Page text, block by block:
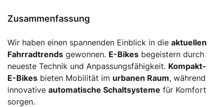
Zusammenfassung
Wir haben einen spannenden Einblick in die aktuellen
Fahrradtrends gewonnen. E-Bikes begeistern durch
neueste Technik und Anpassungsfähigkeit. Kompakt-
E-Bikes bieten Mobilität im urbanen Raum, während
innovative automatische Schaltsysteme für Komfort
sorgen.